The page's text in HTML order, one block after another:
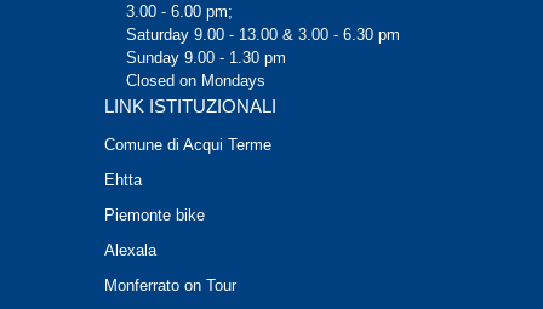
3.00 - 6.00 pm;
Saturday 9.00 - 13.00 & 3.00 - 6.30 pm
Sunday 9.00 - 1.30 pm
Closed on Mondays
LINK ISTITUZIONALI
Comune di Acqui Terme
Ehtta
Piemonte bike
Alexala
Monferrato on Tour